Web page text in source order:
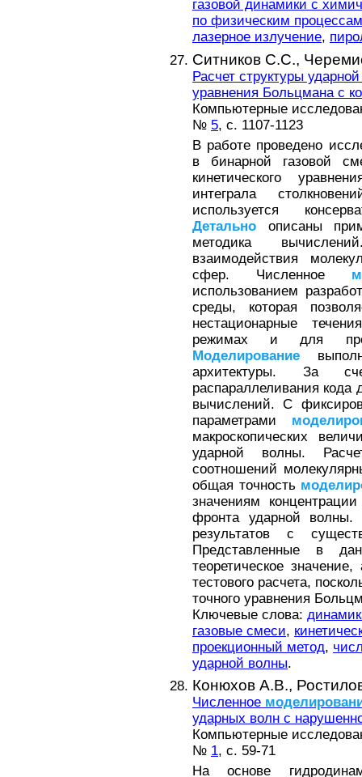
газовой динамики с
по физическим процессам
лазерное излучение,
Ситников С.С.,
Расчет структуры
уравнения Больцмана с
Компьютерные
№ 5, с. 1107-1123
В работе проведено
в бинарной газовой
кинетического
интеграла
используется
Детально описаны
методика
взаимодействия
сфер. Численное
использованием
среды, которая
нестационарные
режимах и для
Моделирование
архитектуры. За
распараллеливания кода
вычислений. С
параметрами
макроскопических
ударной волны.
соотношений
общая точность
значениям
фронта ударной волны.
результатов с
Представленные в
теоретическое
тестового расчета,
точного уравнения
Ключевые слова:
газовые смеси,
проекционный метод,
ударной волны.
Конюхов А.В.,
Численное
ударных волн с
Компьютерные
№ 1, с. 59-71
На основе